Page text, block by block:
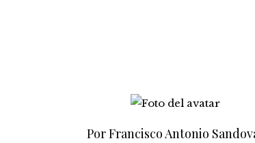
Por Francisco Antonio